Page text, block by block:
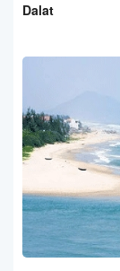
Dalat